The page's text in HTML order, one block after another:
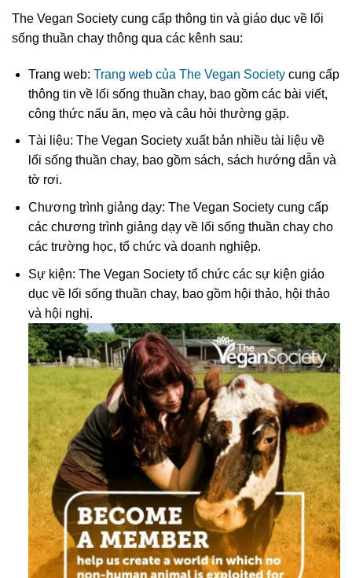
The Vegan Society cung cấp thông tin và giáo dục về lối
sống thuần chay thông qua các kênh sau:
Trang web: Trang web của The Vegan Societycung cấp
thông tin về lối sống thuần chay, bao gồm các bài viết,
công thức nấu ăn, mẹo và câu hỏi thường gặp.
Tài liệu: The Vegan Society xuất bản nhiều tài liệu về
lối sống thuần chay, bao gồm sách, sách hướng dẫn và
tờ rơi.
Chương trình giảng dạy: The Vegan Society cung cấp
các chương trình giảng dạy về lối sống thuần chay cho
các trường học, tổ chức và doanh nghiệp.
Sự kiện: The Vegan Society tổ chức các sự kiện giáo
dục về lối sống thuần chay, bao gồm hội thảo, hội thảo
và hội nghị.